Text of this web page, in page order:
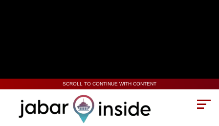
SCROLL TO CONTINUE WITH CONTENT